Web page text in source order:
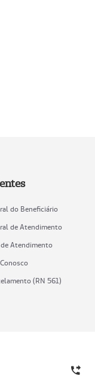
do Beneficiário
de Atendimento
Atendimento
(RN 561)